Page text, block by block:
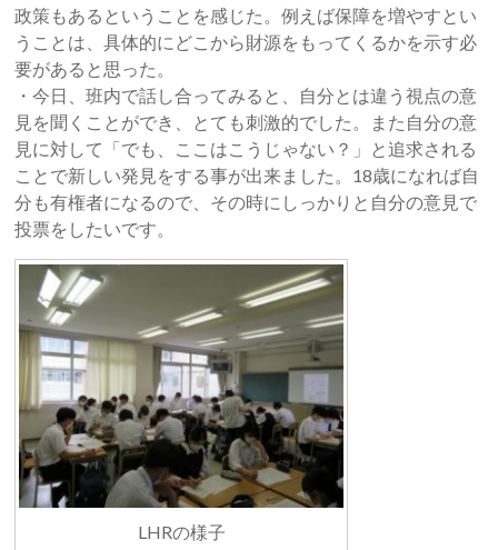
政策もあるということを感じた。例えば保障を増やすとい
うことは、具体的にどこから財源をもってくるかを示す必
要があると思った。
・今日、班内で話し合ってみると、自分とは違う視点の意
見を聞くことができ、とても刺激的でした。また自分の意
見に対して「でも、ここはこうじゃない？」と追求される
ことで新しい発見をする事が出来ました。18歳になれば自
分も有権者になるので、その時にしっかりと自分の意見で
投票をしたいです。
LHRの様子